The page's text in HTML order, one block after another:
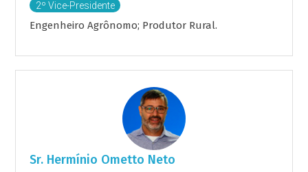
2º Vice-Presidente
Engenheiro Agrônomo; Produtor Rural.
Sr. Hermínio Ometto Neto